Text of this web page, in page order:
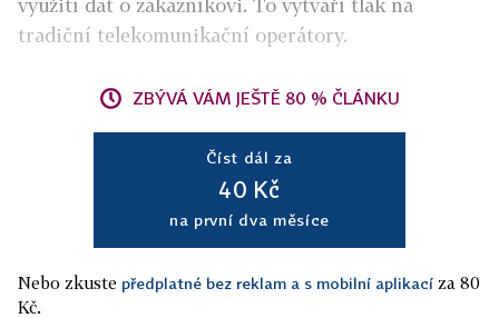
využití dat o zákazníkovi. To vytváří tlak na
tradiční telekomunikační operátory.
ZBÝVÁ VÁM JEŠTĚ 80 % ČLÁNKU
Číst dál za
40 Kč
na první dva měsíce
Nebo zkuste předplatné bez reklam a s mobilní aplikací za 80
Kč.